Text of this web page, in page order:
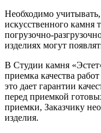
Необходимо
искусственного камня
погрузочно-
изделиях могут
В Студии камня
приемка качества
это дает гарантии
перед приемкой
приемки, Заказчику
изделия.